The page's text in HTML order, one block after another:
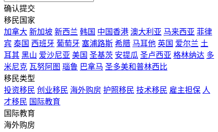
确认提交
移民国家
加拿大 新加坡 新西兰 韩国 中国香港 澳大利亚 马来西亚 菲律
宾 泰国 西班牙 葡萄牙 塞浦路斯 希腊 马耳他 英国 爱尔兰 土
耳其 黑山 爱沙尼亚 美国 圣基茨 安提瓜 圣卢西亚 格林纳达 多
米尼克 瓦努阿图 瑙鲁 巴拿马 圣多美和普林西比
移民类型
投资移民 创业移民 海外购房 护照移民 技术移民 雇主担保 人
才移民 国际教育
国际教育
海外购房